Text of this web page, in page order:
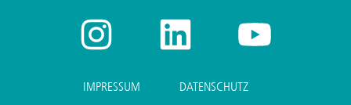
IMPRESSUM DATENSCHUTZ